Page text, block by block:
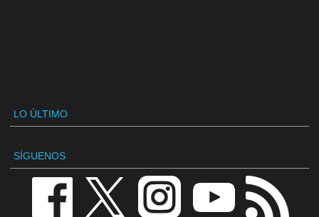
LO ÚLTIMO
SÍGUENOS